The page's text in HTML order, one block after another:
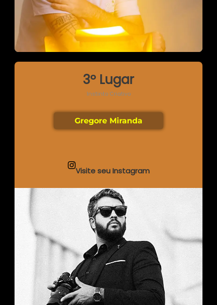
3º Lugar
Instinto Criativo
Gregore Miranda
Visite seu Instagram